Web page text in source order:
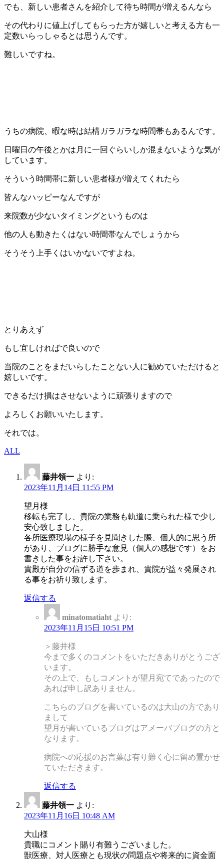
でも、新しい患者さんを紹介して待ち時間が増えるんなら
その代わりに値上げしてもらった方が嬉しいと考える方も一
定数いらっしゃるとは思うんです。
難しいですね。
うちの病院、暇な時は結構ガラガラな時間帯もあるんです。
日曜日の午後とかは月に一回ぐらいしか混まないような気が
しています。
そういう時間帯に新しい患者様が増えてくれたら
皆んなハッピーなんですが
来院数が少ないタイミングというものは
他の人も動きたくはない時間帯なんでしょうから
そうそう上手くはいかないですよね。
とりあえず
もし宜しければで良いので
当院のことをまだいらしたことない人に勧めていただけると
嬉しいです。
できるだけ損はさせないように頑張りますので
よろしくお願いいたします。
それでは。
ALL
藤井領一 より:
2023年11月14日 11:55 PM
望月様
移転も完了し、貴院の業務も軌道に乗られた様で少し
安心致しました。
各所医療現場の様子を見聞きした際、個人的に思う所
があり、ブログに勝手な意見（個人の感想です）をお
書きした事をお許し下さい。
貴殿が自分の信ずる道を歩まれ、貴院が益々発展され
る事をお祈り致します。
返信する
minatomatiaht より:
2023年11月15日 10:51 PM
＞藤井様
今まで多くのコメントをいただきありがとうござ
います。
その上で、もしコメントが望月宛てであったので
あれば申し訳ありません。
こちらのブログを書いているのは大山の方であり
まして
望月が書いているブログはアメーバブログの方と
なります。
病院への応援のお言葉は有り難く心に留め置かせ
ていただきます。
返信する
藤井領一 より:
2023年11月16日 10:48 AM
大山様
貴職にコメント賜り有難うございました。
獣医療、対人医療とも現状の問題点や将来的に資金面